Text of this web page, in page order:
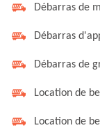
Débarras de
Débarras
Débarras de
Location de
Location de